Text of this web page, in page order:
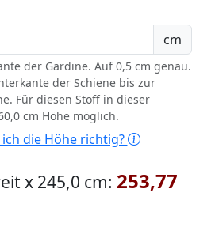
cm
der Gardine. Auf 0,5 cm genau.
der Schiene bis zur
Für diesen Stoff in dieser
cm Höhe möglich.
die Höhe richtig?
x 245,0 cm: 253,77